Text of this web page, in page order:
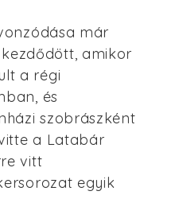
már
amikor
a régi
és
szobrászként
a Latabár
vitt
egyik